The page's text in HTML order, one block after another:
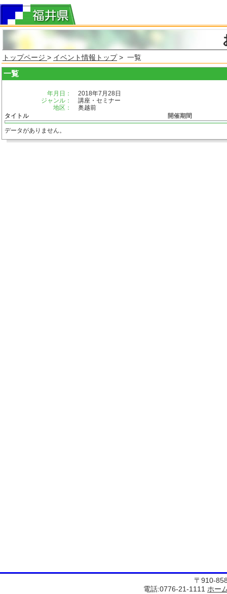
トップページ > イベント情報トップ> 一覧
一覧
年月日：
2018年7月28日
ジャンル：
講座・セミナー
地区：
奥越前
タイトル
開催期間
データがありません。
〒910-
電話:0776-21-1111 ホー